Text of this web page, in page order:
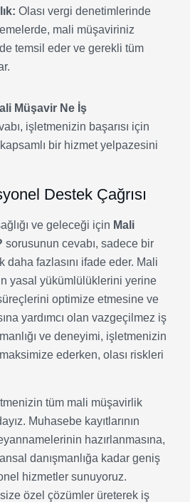
Olası vergi denetimlerinde
mali müşaviriniz
temsil eder ve gerekli tüm
Müşavir Ne İş
işletmenizin başarısı için
bir hizmet yelpazesini
Destek Çağrısı
ve geleceği için Mali
sorusunun cevabı, sadece bir
daha fazlasını ifade eder. Mali
yasal yükümlülüklerini yerine
optimize etmesine ve
yardımcı olan vazgeçilmez iş
ve deneyimi, işletmenizin
ederken, olası riskleri
tüm mali müşavirlik
Muhasebe kayıtlarının
hazırlanmasına,
danışmanlığa kadar geniş
hizmetler sunuyoruz.
özel çözümler üreterek iş